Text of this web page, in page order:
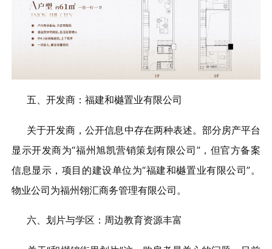
五、开发商：福建和樾置业有限公司
关于开发商，公开信息中存在两种表述。部分房产平台
显示开发商为“福州旭凯营销策划有限公司”，但官方备案
信息显示，项目的建设单位为“福建和樾置业有限公司”。
物业公司为福州翎汇商务管理有限公司。
六、划片与学区：周边教育资源丰富